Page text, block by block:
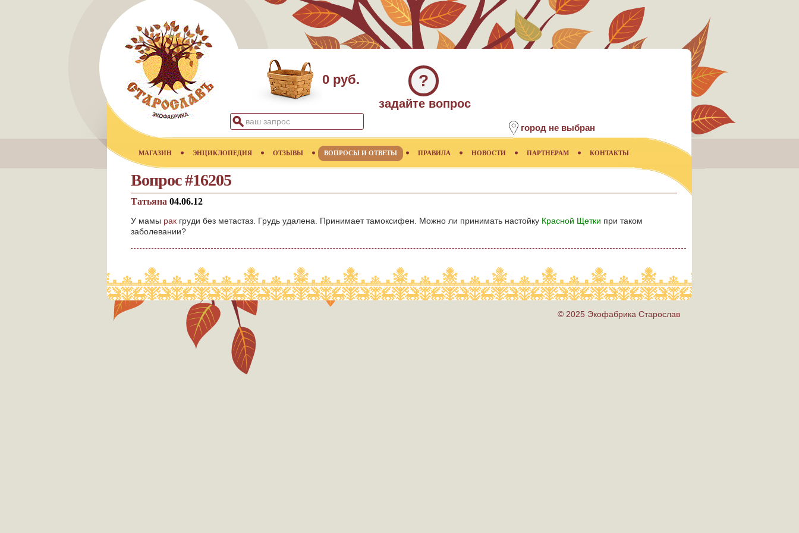
0 руб. ?
задайте вопрос
город не выбран
МАГАЗИН ЭНЦИКЛОПЕДИЯ ОТЗЫВЫ ВОПРОСЫ И ОТВЕТЫ ПРАВИЛА НОВОСТИ ПАРТНЕРАМ КОНТАКТЫ
Вопрос #16205
Татьяна 04.06.12
У мамы рак груди без метастаз. Грудь удалена. Принимает тамоксифен. Можно ли принимать настойку Красной Щетки при таком
заболевании?
© 2025 Экофабрика Старослав